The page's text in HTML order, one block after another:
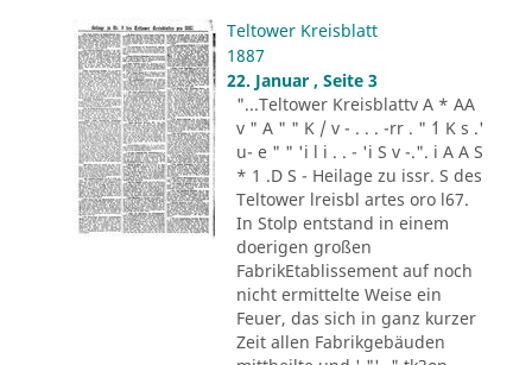
Teltower Kreisblatt
1887
22. Januar , Seite 3
"...Teltower Kreisblattv A * AA
v " A " " K / v - . . . -rr . " ´1 K s .'
u- e " " 'i l i . . - 'i S v -.". i A A S
* 1 .D S - Heilage zu issr. S des
Teltower lreisbl artes oro l67.
In Stolp entstand in einem
doerigen großen
FabrikEtablissement auf noch
nicht ermittelte Weise ein
Feuer, das sich in ganz kurzer
Zeit allen Fabrikgebäuden